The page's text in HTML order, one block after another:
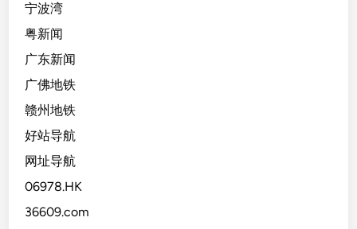
宁波湾
粤新闻
广东新闻
广佛地铁
赣州地铁
好站导航
网址导航
06978.HK
36609.com